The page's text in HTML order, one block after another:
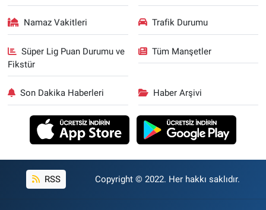
Namaz Vakitleri Trafik Durumu
Süper Lig Puan Durumu ve
Fikstür
Tüm Manşetler
Son Dakika Haberleri Haber Arşivi
RSS Copyright © 2022. Her hakkı saklıdır.